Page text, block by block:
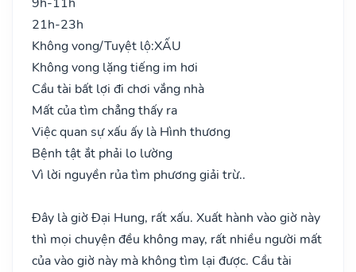
21h-23h
Không vong/Tuyệt lộ:XẤU
Không vong lặng tiếng im hơi
Cầu tài bất lợi đi chơi vắng nhà
Mất của tìm chẳng thấy ra
Việc quan sự xấu ấy là Hình thương
Bệnh tật ắt phải lo lường
Vì lời nguyền rủa tìm phương giải trừ..
Đây là giờ Đại Hung, rất xấu. Xuất hành vào giờ này
thì mọi chuyện đều không may, rất nhiều người mất
của vào giờ này mà không tìm lại được. Cầu tài